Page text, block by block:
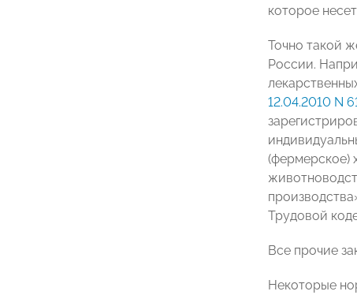
которое
Точно такой
России.
12.04.2010 N
(фермерское)
Трудовой
Все прочие
Некоторые